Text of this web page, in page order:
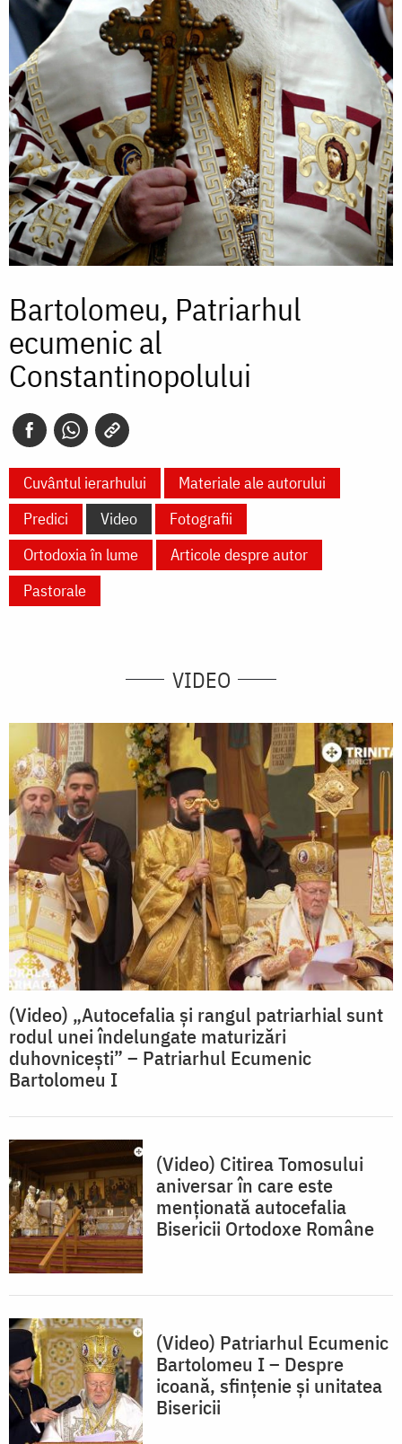
Bartolomeu, Patriarhul
ecumenic al
Constantinopolului
Cuvântul ierarhului
Materiale ale autorului
Predici
Video
Fotografii
Ortodoxia în lume
Articole despre autor
Pastorale
VIDEO
(Video) „Autocefalia și rangul patriarhial sunt
rodul unei îndelungate maturizări
duhovnicești” – Patriarhul Ecumenic
Bartolomeu I
(Video) Citirea Tomosului
aniversar în care este
menționată autocefalia
Bisericii Ortodoxe Române
(Video) Patriarhul Ecumenic
Bartolomeu I – Despre
icoană, sfințenie și unitatea
Bisericii